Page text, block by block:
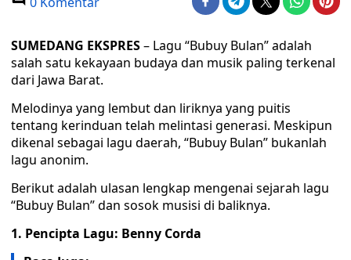
SUMEDANG EKSPRES– Lagu “Bubuy Bulan” adalah
salah satu kekayaan budaya dan musik paling terkenal
dari Jawa Barat.
Melodinya yang lembut dan liriknya yang puitis
tentang kerinduan telah melintasi generasi. Meskipun
dikenal sebagai lagu daerah, “Bubuy Bulan” bukanlah
lagu anonim.
Berikut adalah ulasan lengkap mengenai sejarah lagu
“Bubuy Bulan” dan sosok musisi di baliknya.
1. Pencipta Lagu: Benny Corda